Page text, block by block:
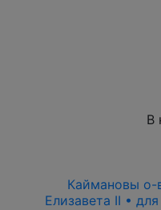
В
Каймановы о-
Елизавета II •